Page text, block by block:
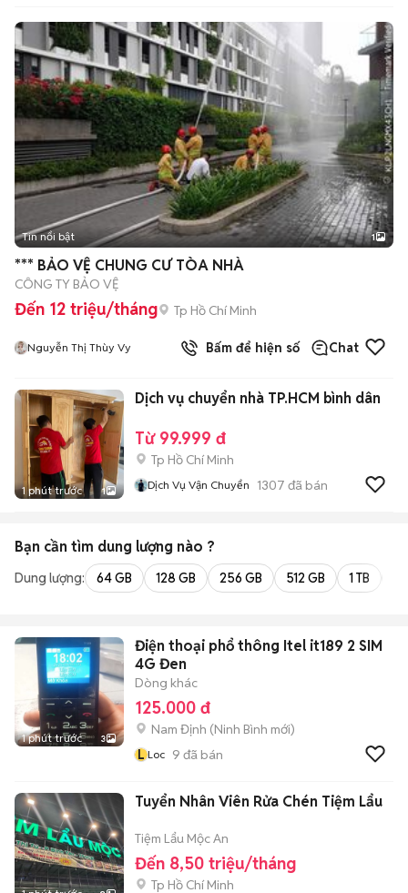
Tin nổi bật 1
*** BẢO VỆ CHUNG CƯ TÒA NHÀ
CÔNG TY BẢO VỆ
Đến 12 triệu/tháng Tp Hồ Chí Minh
Nguyễn Thị Thùy Vy Bấm để hiện số Chat
1 phút trước 1
Dịch vụ chuyển nhà TP.HCM bình dân
Từ 99.999 đ
Tp Hồ Chí Minh
Dịch Vụ Vận Chuyển 1307 đã bán
Bạn cần tìm dung lượng nào ?
Dung lượng: 64 GB 128 GB 256 GB 512 GB 1 TB
1 phút trước 3
Điện thoại phổ thông Itel it189 2 SIM
4G Đen
Dòng khác
125.000 đ
Nam Định (Ninh Bình mới)
L Loc 9 đã bán
Tuyển Nhân Viên Rửa Chén Tiệm Lẩu
Tiệm Lẩu Mộc An
Đến 8,50 triệu/tháng
Tp Hồ Chí Minh